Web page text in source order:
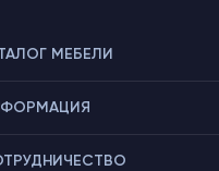
МЕБЕЛИ